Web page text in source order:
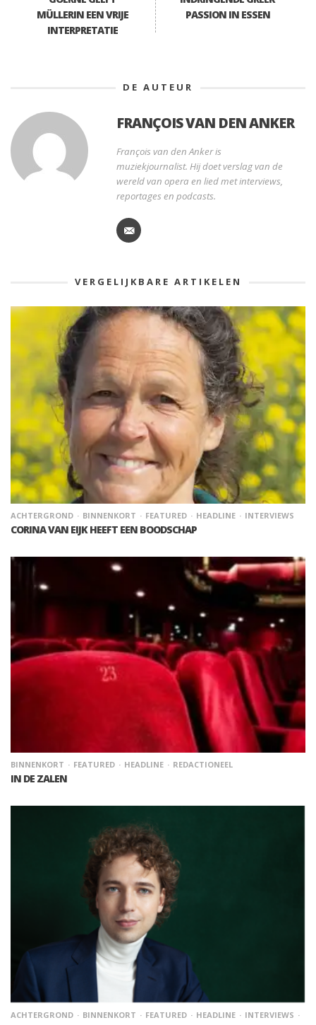
MÜLLERIN EEN VRIJE
INTERPRETATIE
PASSION IN ESSEN
DE AUTEUR
FRANÇOIS VAN DEN ANKER
François van den Anker is
muziekjournalist. Hij doet verslag van de
wereld van opera en lied met interviews,
reportages en podcasts.
VERGELIJKBARE ARTIKELEN
ACHTERGROND BINNENKORT FEATURED HEADLINE INTERVIEWS
CORINA VAN EIJK HEEFT EEN BOODSCHAP
BINNENKORT FEATURED HEADLINE REDACTIONEEL
IN DE ZALEN
ACHTERGROND BINNENKORT FEATURED HEADLINE
INTERVIEWS